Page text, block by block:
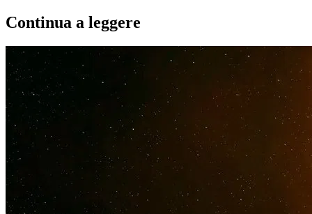
Continua a leggere